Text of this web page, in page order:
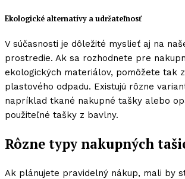
Ekologické alternatívy a udržateľnosť
V súčasnosti je dôležité myslieť aj na
prostredie. Ak sa rozhodnete pre
ekologických materiálov, pomôžete tak
plastového odpadu. Existujú rôzne
napríklad tkané nakupné tašky alebo
použiteľné tašky z bavlny.
Rôzne typy nakupných
Ak plánujete pravidelný nákup, mali by